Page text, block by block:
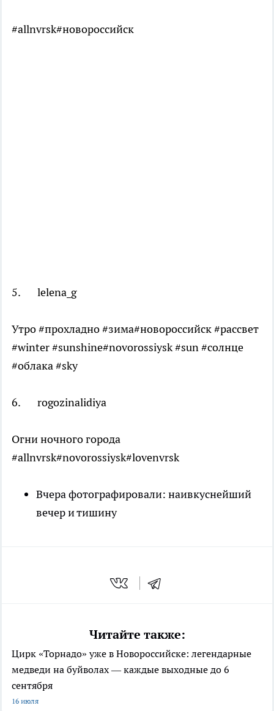
#allnvrsk#новороссийск
5. lelena_g
Утро #прохладно #зима#новороссийск #рассвет
#winter #sunshine#novorossiysk #sun #солнце
#облака #sky
6. rogozinalidiya
Огни ночного города
#allnvrsk#novorossiysk#lovenvrsk
Вчера фотографировали: наивкуснейший
вечер и тишину
Читайте также:
Цирк «Торнадо» уже в Новороссийске: легендарные
медведи на буйволах — каждые выходные до 6
сентября
16 июля